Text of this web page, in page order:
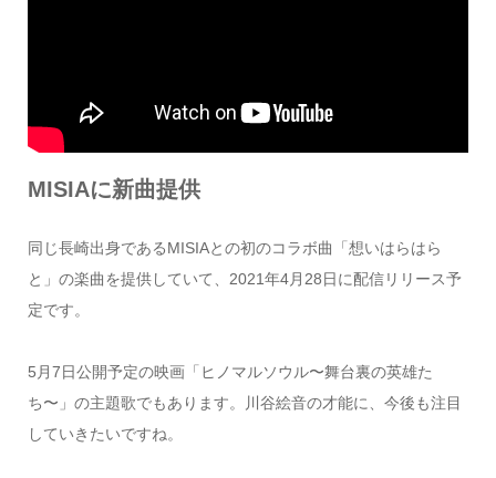
MISIAに新曲提供
同じ長崎出身であるMISIAとの初のコラボ曲「想いはらはら
と」の楽曲を提供していて、2021年4月28日に配信リリース予
定です。
5月7日公開予定の映画「ヒノマルソウル〜舞台裏の英雄た
ち〜」の主題歌でもあります。川谷絵音の才能に、今後も注目
していきたいですね。